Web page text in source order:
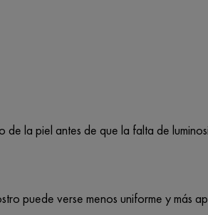
la piel antes de que la falta de
puede verse menos uniforme y más